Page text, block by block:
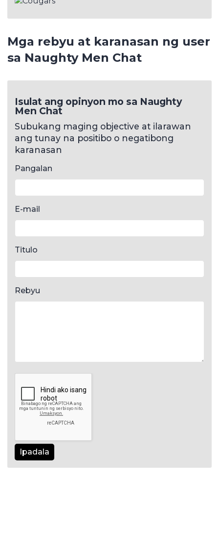
Mga rebyu at karanasan ng user
sa Naughty Men Chat
Isulat ang opinyon mo sa Naughty
Men Chat
Subukang maging objective at ilarawan
ang tunay na positibo o negatibong
karanasan
Pangalan
E-mail
Titulo
Rebyu
Ipadala